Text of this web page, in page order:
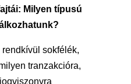
Milyen típusú
sokfélék,
tranzakcióra,